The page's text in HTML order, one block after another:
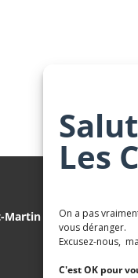
Les
On a pas
vous déranger.
Excusez-nous,
C'est OK pour
Martin